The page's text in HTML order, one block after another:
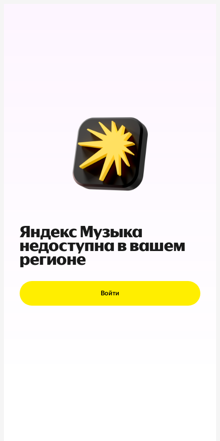
Яндекс Музыка
недоступна в вашем
регионе
Войти